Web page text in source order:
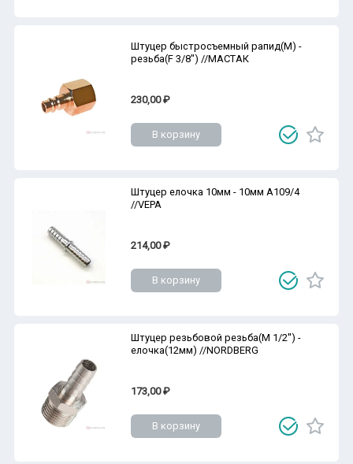
Штуцер быстросъемный рапид(M) -
резьба(F 3/8") //МАСТАК
230,00 ₽
В корзину
Штуцер елочка 10мм - 10мм A109/4
//VEPA
214,00 ₽
В корзину
Штуцер резьбовой резьба(M 1/2'') -
елочка(12мм) //NORDBERG
173,00 ₽
В корзину